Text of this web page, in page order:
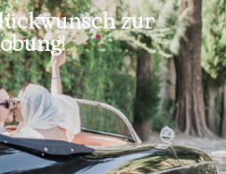
zur
UNS